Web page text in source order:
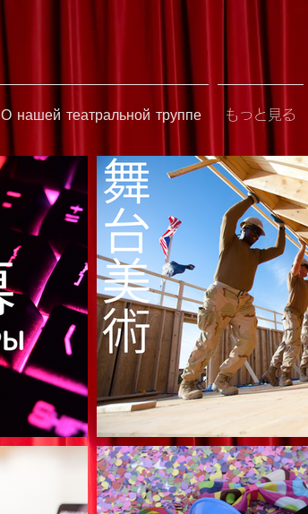
О нашей театральной труппе もっと見る